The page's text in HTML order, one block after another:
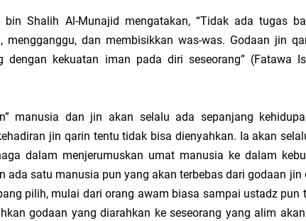
Memahami Sistem “Penilaian Objektif” dan “Penilaian Subjektif”; Antara
Mereka yang Meminta Bantuan Tapi Tidak Pernah Berniat Bergerak
Berlebih-lebihan dalam Belajar Tahsin; Antara Kesungguhan dan
bin Shalih Al-Munajid mengatakan, “Tidak ada tugas
mengganggu, dan membisikkan was-was. Godaan jin
dengan kekuatan iman pada diri seseorang” (Fatawa
manusia dan jin akan selalu ada sepanjang
jin qarin tentu tidak bisa dienyahkan. Ia akan
dalam menjerumuskan umat manusia ke dalam
ada satu manusia pun yang akan terbebas dari godaan jin
pilih, mulai dari orang awam biasa sampai ustadz pun
godaan yang diarahkan ke seseorang yang alim